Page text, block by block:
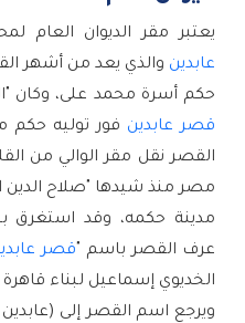
يعتبر مقر الديوان العام
عابدين
حكم أسرة محمد على، وكان
قصر عابدين
عرف القصر باسم "قصر